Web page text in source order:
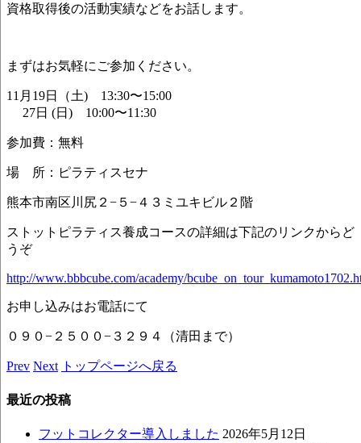
資格取得後の活動実績などをお話します。
まずはお気軽にご参加ください。
11月19日（土) 13:30〜15:00
27日 (日) 10:00〜11:30
参加費：無料
場 所：ピラティスセナ
熊本市南区川尻２−５−４３ミユキビル２階
ストットピラティス養成コースの詳細は下記のリンクからど
うぞ
http://www.bbbcube.com/academy/
お申し込みはお電話にて
０９０−２５００−３２９４（清田まで）
Prev Next トップページへ戻る
最近の投稿
フットコレクター導入しました 2026年5月12日